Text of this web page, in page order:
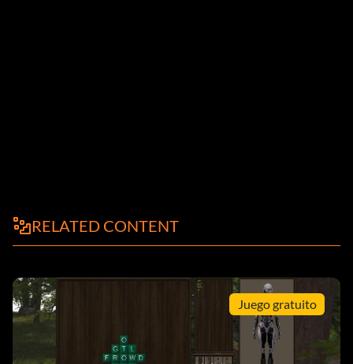
RELATED CONTENT
Juego gratuito